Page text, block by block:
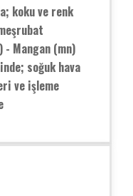
koku ve renk
Mangan (mn)
soğuk hava
ve işleme